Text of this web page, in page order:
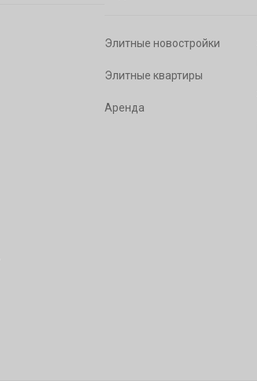
Элитные новостройки
Элитные квартиры
Аренда